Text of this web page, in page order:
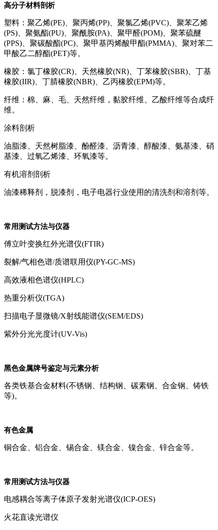
高分子材料剖析
塑料：聚乙烯(PE)、聚丙烯(PP)、聚氯乙烯(PVC)、聚苯乙烯
(PS)、聚氨酯(PU)、聚酰胺(PA)、聚甲醛(POM)、聚苯硫醚
(PPS)、聚碳酸酯(PC)、聚甲基丙烯酸甲酯(PMMA)、聚对苯二
甲酸乙二醇酯(PET)等。
橡胶：氯丁橡胶(CR)、天然橡胶(NR)、丁苯橡胶(SBR)、丁基
橡胶(IIR)、丁腈橡胶(NBR)、乙丙橡胶(EPM)等。
纤维：棉、麻、毛、天然纤维，黏胶纤维、乙酸纤维等合成纤
维。
涂料剖析
油脂漆、天然树脂漆、酚醛漆、沥青漆、醇酸漆、氨基漆、硝
基漆、过氧乙烯漆、环氧漆等。
有机溶剂剖析
油漆稀释剂，脱漆剂，电子电器行业使用的清洗剂和溶剂等。
常用测试方法与仪器
傅立叶变换红外光谱仪(FTIR)
裂解/气相色谱/质谱联用仪(PY-GC-MS)
高效液相色谱仪(HPLC)
热重分析仪(TGA)
扫描电子显微镜/X射线能谱仪(SEM/EDS)
紫外分光光度计(UV-Vis)
黑色金属牌号鉴定与元素分析
各类铁基合金材料(不锈钢、结构钢、碳素钢、合金钢、铸铁
等)。
有色金属
铜合金、铝合金、锡合金、镁合金、镍合金、锌合金等。
常用测试方法与仪器
电感耦合等离子体原子发射光谱仪(ICP-OES)
火花直读光谱仪